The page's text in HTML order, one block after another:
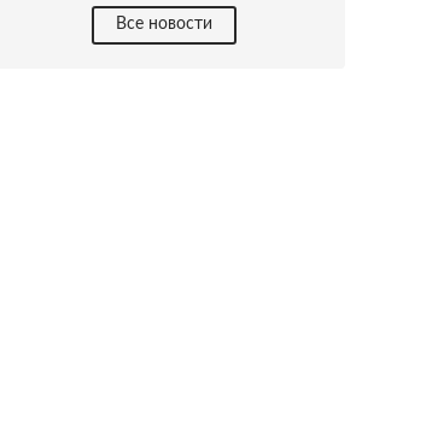
Все новости